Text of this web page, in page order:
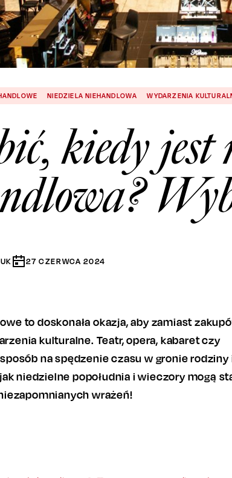
NIEDZIELA NIEHANDLOWA WYDARZENIA
kiedy
27 CZERWCA 2024
to doskonała okazja, aby zamiast
kulturalne. Teatr, opera, kabaret czy
na spędzenie czasu w gronie rodziny
niedzielne popołudnia i wieczory mogą
wrażeń!